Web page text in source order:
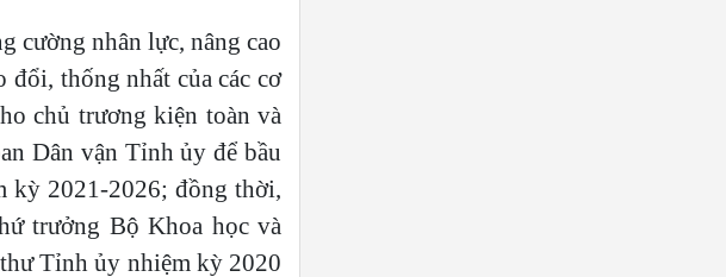
cường nhân lực, nâng cao
đổi, thống nhất của các cơ
chủ trương kiện toàn và
Dân vận Tỉnh ủy để bầu
kỳ 2021-2026; đồng thời,
trưởng Bộ Khoa học và
Tỉnh ủy nhiệm kỳ 2020